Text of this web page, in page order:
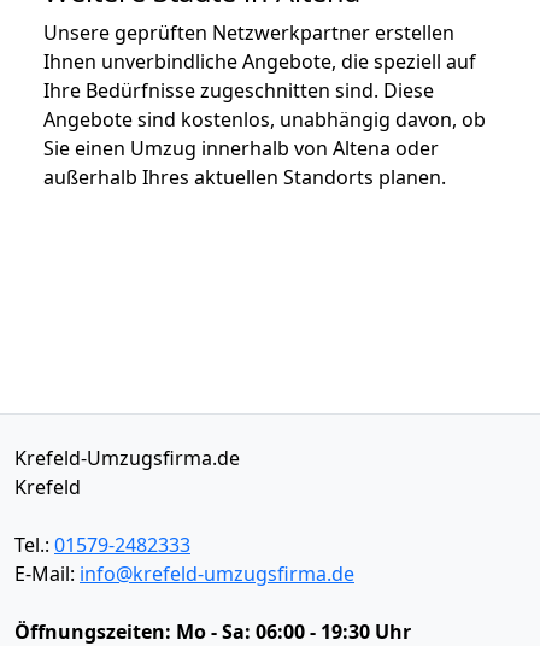
Unsere geprüften Netzwerkpartner erstellen
Ihnen unverbindliche Angebote, die speziell auf
Ihre Bedürfnisse zugeschnitten sind. Diese
Angebote sind kostenlos, unabhängig davon, ob
Sie einen Umzug innerhalb von Altena oder
außerhalb Ihres aktuellen Standorts planen.
Krefeld-Umzugsfirma.de
Krefeld
Tel.: 01579-2482333
E-Mail: info@krefeld-umzugsfirma.de
Öffnungszeiten: Mo - Sa: 06:00 - 19:30 Uhr